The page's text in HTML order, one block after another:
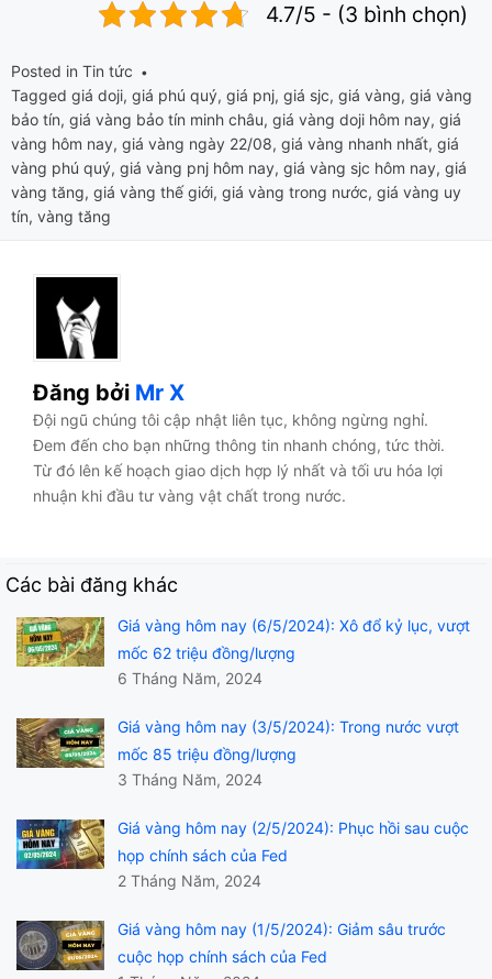
4.7/5 - (3 bình chọn)
Posted in Tin tức
Tagged giá doji, giá phú quý, giá pnj, giá sjc, giá vàng, giá vàng
bảo tín, giá vàng bảo tín minh châu, giá vàng doji hôm nay, giá
vàng hôm nay, giá vàng ngày 22/08, giá vàng nhanh nhất, giá
vàng phú quý, giá vàng pnj hôm nay, giá vàng sjc hôm nay, giá
vàng tăng, giá vàng thế giới, giá vàng trong nước, giá vàng uy
tín, vàng tăng
Đăng bởi Mr X
Đội ngũ chúng tôi cập nhật liên tục, không ngừng nghỉ.
Đem đến cho bạn những thông tin nhanh chóng, tức thời.
Từ đó lên kế hoạch giao dịch hợp lý nhất và tối ưu hóa lợi
nhuận khi đầu tư vàng vật chất trong nước.
Các bài đăng khác
Giá vàng hôm nay (6/5/2024): Xô đổ kỷ lục, vượt
mốc 62 triệu đồng/lượng
6 Tháng Năm, 2024
Giá vàng hôm nay (3/5/2024): Trong nước vượt
mốc 85 triệu đồng/lượng
3 Tháng Năm, 2024
Giá vàng hôm nay (2/5/2024): Phục hồi sau cuộc
họp chính sách của Fed
2 Tháng Năm, 2024
Giá vàng hôm nay (1/5/2024): Giảm sâu trước
cuộc họp chính sách của Fed